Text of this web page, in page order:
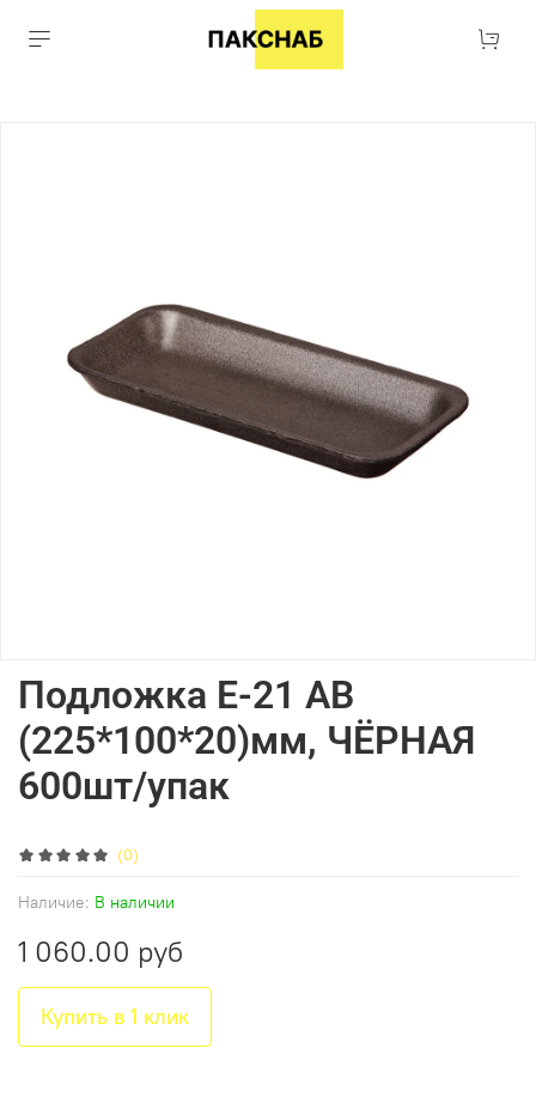
(0)
Наличие: В наличии
Подложка E-21 АВ
(225*100*20)мм, ЧЁРНАЯ
600шт/упак
1 060.00 руб
Купить в 1 клик